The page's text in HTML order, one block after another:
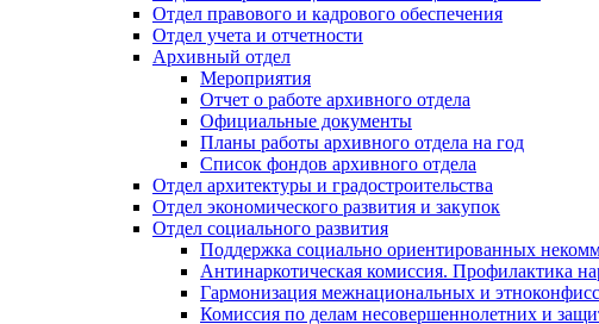
Отдел правового и кадрового обеспечения
Отдел учета и отчетности
Архивный отдел
Мероприятия
Отчет о работе архивного отдела
Официальные документы
Планы работы архивного отдела на год
Список фондов архивного отдела
Отдел архитектуры и градостроительства
Отдел экономического развития и закупок
Отдел социального развития
Поддержка социально ориентированных
Антинаркотическая комиссия. Профилактика
Гармонизация межнациональных и
Комиссия по делам несовершеннолетних и